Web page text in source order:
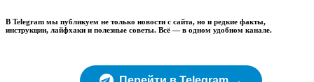
В Telegram мы публикуем не только новости с сайта, но и редкие факты,
инструкции, лайфхаки и полезные советы. Всё — в одном удобном канале.